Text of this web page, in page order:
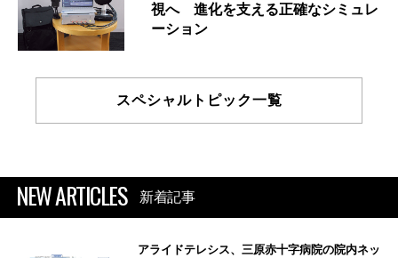
視へ 進化を支える正確なシミュレ
ーション
スペシャルトピック一覧
NEW ARTICLES 新着記事
アライドテレシス、三原赤十字病院の院内ネッ